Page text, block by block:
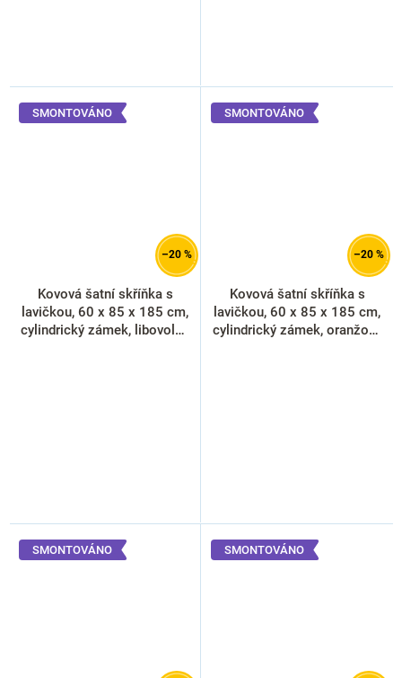
SMONTOVÁNO
–20 %
Kovová šatní skříňka s
lavičkou, 60 x 85 x 185 cm,
cylindrický zámek, libovolná
SMONTOVÁNO
–20 %
Kovová šatní skříňka s
lavičkou, 60 x 85 x 185 cm,
cylindrický zámek, oranžová
SMONTOVÁNO SMONTOVÁNO